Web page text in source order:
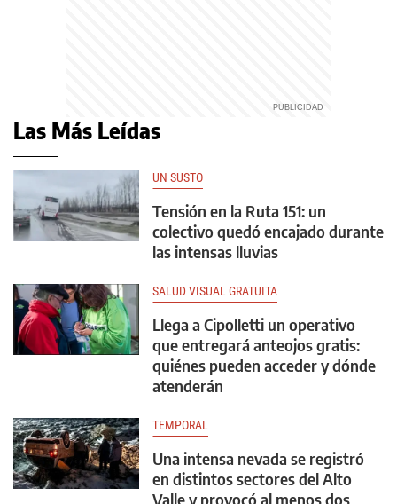
Las Más Leídas
UN SUSTO
Tensión en la Ruta 151: un
colectivo quedó encajado durante
las intensas lluvias
SALUD VISUAL GRATUITA
Llega a Cipolletti un operativo
que entregará anteojos gratis:
quiénes pueden acceder y dónde
atenderán
TEMPORAL
Una intensa nevada se registró
en distintos sectores del Alto
Valle y provocó al menos dos